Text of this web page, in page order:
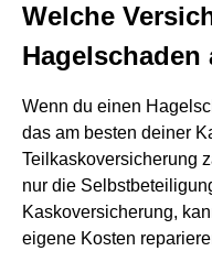
Welche
Hagelschaden
Wenn du einen
das am besten deiner
Teilkaskoversicherung
nur die
Kaskoversicherung,
eigene Kosten